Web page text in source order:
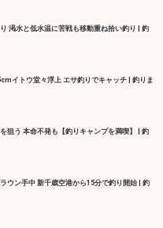
渇水と低水温に苦戦も移動重ね拾い釣り | 釣
イトウ堂々浮上 エサ釣りでキャッチ | 釣りま
狙う 本命不発も【釣りキャンプを満喫】 | 釣
ウン手中 新千歳空港から15分で釣り開始 | 釣